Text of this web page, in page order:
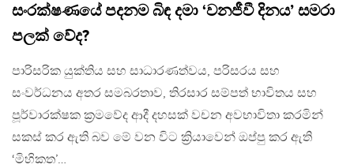
සංරක්ෂණයේ පදනම බිඳ දමා ‘වනජීවී දිනය’ සමරා
පලක් වේද?
පාරිසරික යුක්තිය සහ සාධාරණත්වය, පරිසරය සහ
සංවර්ධනය අතර සමබරතාව, තිරසාර සම්පත් භාවිතය සහ
පූර්වාරක්ෂක ක්‍රමවේද ආදී දහසක් වචන අවභාවිතා කරමින්
සකස් කර ඇති බව මේ වන විට ක්‍රියාවෙන් ඔප්පු කර ඇති
‘මිහිකත’…